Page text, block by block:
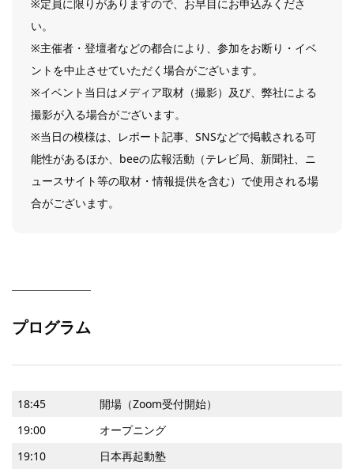
※定員に限りがありますので、お早目にお申込みくださ
い。
※主催者・登壇者などの都合により、参加をお断り・イベ
ントを中止させていただく場合がございます。
※イベント当日はメディア取材（撮影）及び、弊社による
撮影が入る場合がございます。
※当日の模様は、レポート記事、SNSなどで掲載される可
能性があるほか、beeの広報活動（テレビ局、新聞社、ニ
ュースサイト等の取材・情報提供を含む）で使用される場
合がございます。
プログラム
18:45
開場（Zoom受付開始）
19:00
オープニング
19:10
日本再起動塾